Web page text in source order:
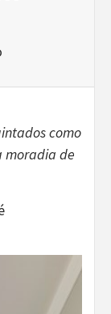
como
moradia de